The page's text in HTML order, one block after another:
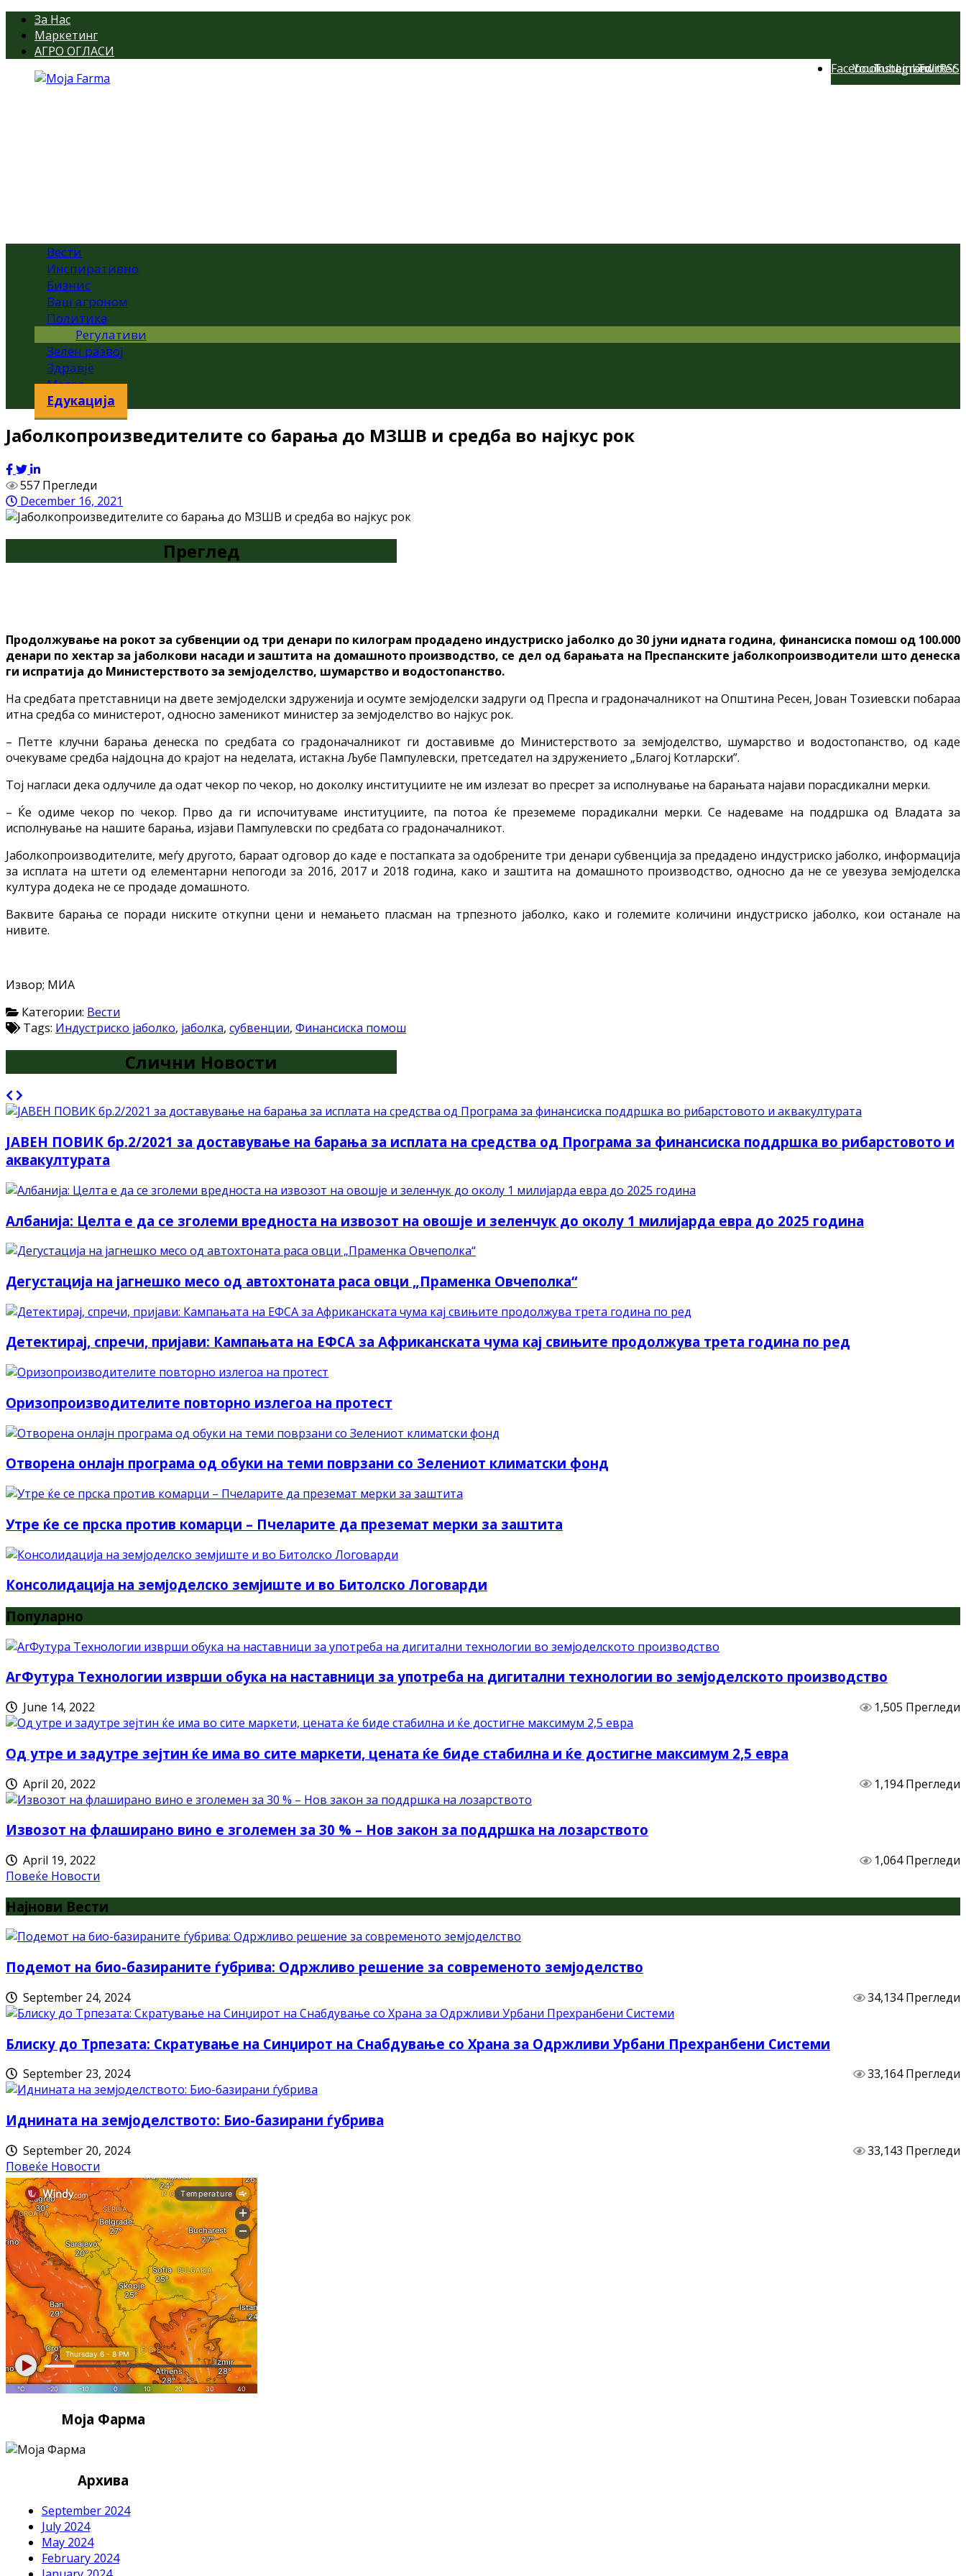
За Нас
Маркетинг
АГРО ОГЛАСИ
RSS
Twitter
LinkedIn
Instagram
YouTube
Facebook
Вести
Инспиративно
Бизнис
Ваш агроном
Политика
Регулативи
Зелен развој
Здравје
Метео
Едукација
Јаболкопроизведителите со барања до МЗШВ и средба во најкус рок
557 Прегледи
December 16, 2021
Преглед
Продолжување на рокот за субвенции од три денари по килограм продадено индустриско јаболко до 30 јуни идната година, финансиска помош од 100.000
денари по хектар за јаболкови насади и заштита на домашното производство, се дел од барањата на Преспанските јаболкопроизводители што денеска
ги испратија до Министерството за земјоделство, шумарство и водостопанство.
На средбата претставници на двете земјоделски здруженија и осумте земјоделски задруги од Преспа и градоначалникот на Општина Ресен, Јован Тозиевски побараа
итна средба со министерот, односно заменикот министер за земјоделство во најкус рок.
– Петте клучни барања денеска по средбата со градоначалникот ги доставивме до Министерството за земјоделство, шумарство и водостопанство, од каде
очекуваме средба најдоцна до крајот на неделата, истакна Љубе Пампулевски, претседател на здружението „Благој Котларски”.
Тој нагласи дека одлучиле да одат чекор по чекор, но доколку институциите не им излезат во пресрет за исполнување на барањата најави порасдикални мерки.
– Ќе одиме чекор по чекор. Прво да ги испочитуваме институциите, па потоа ќе преземеме порадикални мерки. Се надеваме на поддршка од Владата за
исполнување на нашите барања, изјави Пампулевски по средбата со градоначалникот.
Јаболкопроизводителите, меѓу другото, бараат одговор до каде е постапката за одобрените три денари субвенција за предадено индустриско јаболко, информација
за исплата на штети од елементарни непогоди за 2016, 2017 и 2018 година, како и заштита на домашното производство, односно да не се увезува земјоделска
култура додека не се продаде домашното.
Ваквите барања се поради ниските откупни цени и немањето пласман на трпезното јаболко, како и големите количини индустриско јаболко, кои останале на
нивите.
Извор; МИА
Категории: Вести
Tags: Индустриско јаболко, јаболка, субвенции, Финансиска помош
Слични Новости
JАВEН ПОВИК бр.2/2021 за доставување на барања за исплата на средства од Програма за финансиска поддршка во рибарстовото и
аквакултурата
Албанија: Целта е да се зголеми вредноста на извозот на овошје и зеленчук до околу 1 милијарда евра до 2025 година
Дегустација на јагнешко месо од автохтоната раса овци „Праменка Овчеполка“
Детектирај, спречи, пријави: Кампањата на ЕФСА за Африканската чума кај свињите продолжува трета година по ред
Оризопроизводителите повторно излегоа на протест
Отворена онлајн програма од обуки на теми поврзани со Зелениот климатски фонд
Утре ќе се прска против комарци – Пчеларите да преземат мерки за заштита
Консолидација на земјоделско земјиште и во Битолско Логоварди
Популарно
АгФутура Технологии изврши обука на наставници за употреба на дигитални технологии во земјоделското производство
June 14, 2022 1,505 Прегледи
Од утре и задутре зејтин ќе има во сите маркети, цената ќе биде стабилна и ќе достигне максимум 2,5 евра
April 20, 2022 1,194 Прегледи
Извозот на флаширано вино е зголемен за 30 % – Нов закон за поддршка на лозарството
April 19, 2022
1,064 Прегледи
Повеќе Новости
Најнови Вести
Подемот на био-базираните ѓубрива: Одржливо решение за современото земјоделство
September 24, 2024 34,134 Прегледи
Блиску до Трпезата: Скратување на Синџирот на Снабдување со Храна за Одржливи Урбани Прехранбени Системи
September 23, 2024 33,164 Прегледи
Иднината на земјоделството: Био-базирани ѓубрива
September 20, 2024
33,143 Прегледи
Повеќе Новости
Моја Фарма
Архива
September 2024
July 2024
May 2024
February 2024